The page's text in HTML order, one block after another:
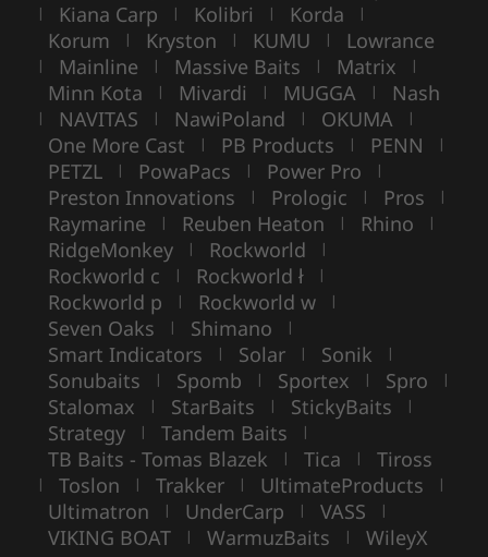
| Kiana Carp | Kolibri | Korda |
Korum | Kryston | KUMU | Lowrance
| Mainline | Massive Baits | Matrix |
Minn Kota | Mivardi | MUGGA | Nash
| NAVITAS | NawiPoland | OKUMA |
One More Cast | PB Products | PENN |
PETZL | PowaPacs | Power Pro |
Preston Innovations | Prologic | Pros |
Raymarine | Reuben Heaton | Rhino |
RidgeMonkey | Rockworld |
Rockworld c | Rockworld ł |
Rockworld p | Rockworld w |
Seven Oaks | Shimano |
Smart Indicators | Solar | Sonik |
Sonubaits | Spomb | Sportex | Spro |
Stalomax | StarBaits | StickyBaits |
Strategy | Tandem Baits |
TB Baits - Tomas Blazek | Tica | Tiross
| Toslon | Trakker | UltimateProducts |
Ultimatron | UnderCarp | VASS |
VIKING BOAT | WarmuzBaits | WileyX